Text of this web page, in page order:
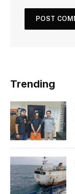
Trending